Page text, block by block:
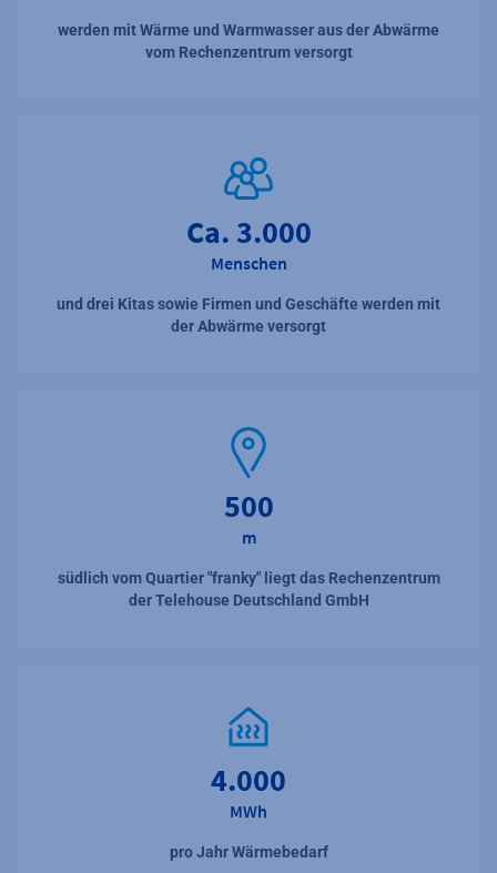
werden mit Wärme und Warmwasser aus der Abwärme
vom Rechenzentrum versorgt
Ca. 3.000
Menschen
und drei Kitas sowie Firmen und Geschäfte werden mit
der Abwärme versorgt
500
m
südlich vom Quartier "franky" liegt das Rechenzentrum
der Telehouse Deutschland GmbH
4.000
MWh
pro Jahr Wärmebedarf